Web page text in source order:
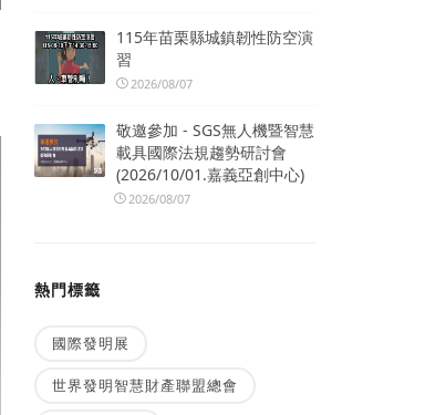
115年苗栗縣城鎮韌性防空演
習
2026/08/07
敬邀參加 - SGS無人機暨智慧
載具國際法規趨勢研討會
(2026/10/01.嘉義亞創中心)
2026/08/07
熱門標籤
國際發明展
世界發明智慧財產聯盟總會